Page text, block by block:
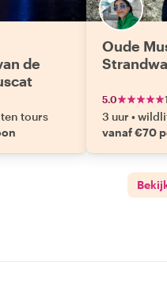
de
tours
Oude
5.0
3 uur •
vanaf €70